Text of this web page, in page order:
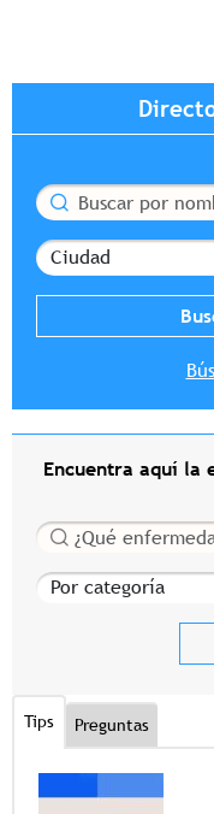
Buscar
Ciudad
Encuentra aquí la
Buscar
Por categoría
Tips Preguntas